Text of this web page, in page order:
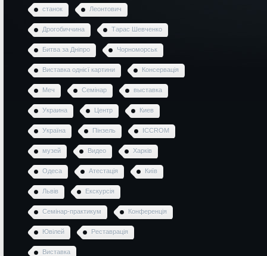
станок Леонтович
Дрогобиччина Тарас Шевченко
Битва за Дніпро Чорноморськ
Виставка однієї картини Консервація
Меч Семінар выставка
Украина Центр Киев
Україна Пінзель ICCROM
музей Видео Харків
Одеса Атестація Київ
Львів Екскурсія
Семінар-практикум Конференція
Ювілей Реставрація
Виставка